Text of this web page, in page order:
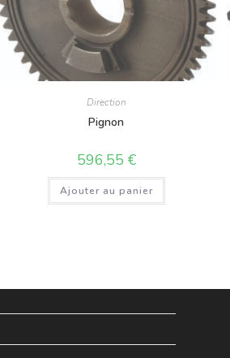
Direction
Pignon
596,55 €
Ajouter au panier